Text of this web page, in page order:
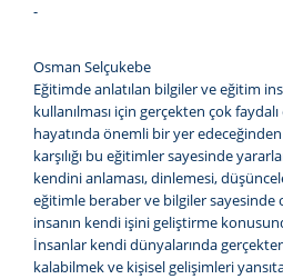
-
Osman Selçukebe
Eğitimde anlatılan bilgiler ve eğitim
kullanılması için gerçekten çok
hayatında önemli bir yer
karşılığı bu eğitimler sayesinde
kendini anlaması, dinlemesi,
eğitimle beraber ve bilgiler sayesinde
insanın kendi işini geliştirme
İnsanlar kendi dünyalarında
kalabilmek ve kişisel gelişimleri